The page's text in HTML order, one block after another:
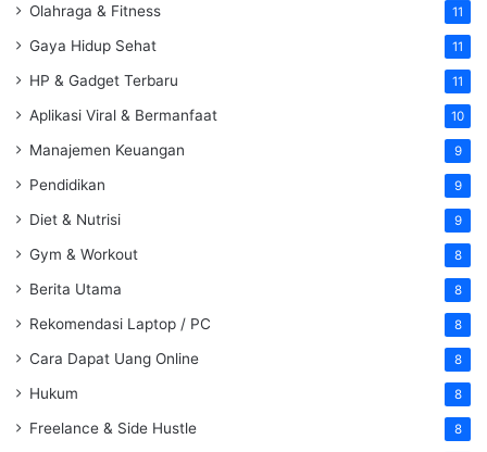
Olahraga & Fitness 11
Gaya Hidup Sehat 11
HP & Gadget Terbaru 11
Aplikasi Viral & Bermanfaat 10
Manajemen Keuangan 9
Pendidikan 9
Diet & Nutrisi 9
Gym & Workout 8
Berita Utama 8
Rekomendasi Laptop / PC 8
Cara Dapat Uang Online 8
Hukum 8
Freelance & Side Hustle 8